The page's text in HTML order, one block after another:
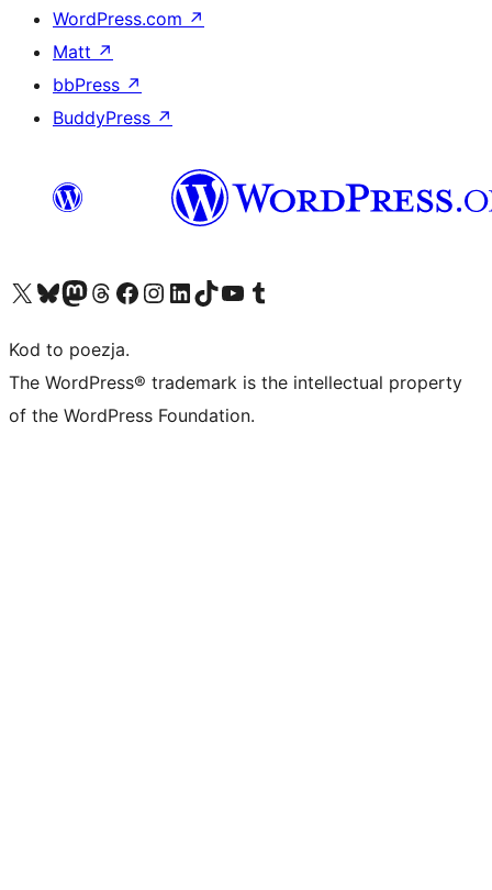
WordPress.com ↗
Matt ↗
bbPress ↗
BuddyPress ↗
Odwiedź nasze konto X (dawniej Twitter)
Odwiedź nasze konto Bluesky
Odwiedź nasze konto na Mastodoncie
Odwiedź naszego Threadsa
Odwiedź naszego Facebooka
Odwiedź nasze konto na Instagramie
Odwiedź nasze konto na LinkedIn
Odwiedź naszego TikToka
Odwiedź nasz kanał YouTube
Odwiedź naszego Tumblra
Kod to poezja.
The WordPress® trademark is the intellectual property
of the WordPress Foundation.